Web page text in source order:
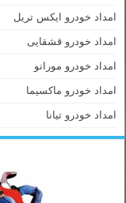
امداد خودرو ایکس تریل
امداد خودرو قشقایی
امداد خودرو مورانو
امداد خودرو ماکسیما
امداد خودرو تیانا